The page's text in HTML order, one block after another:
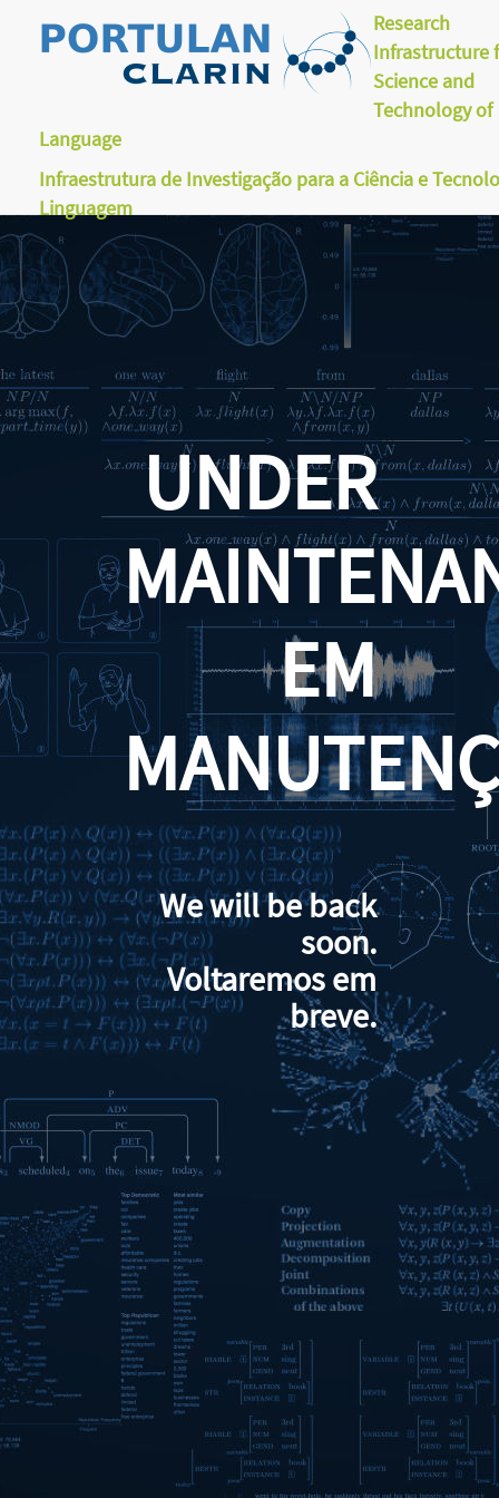
Research
Infrastructure
Science and
Technology of
Language
Infraestrutura de Investigação para a Ciência e
Linguagem
UNDER
EM
We will be back
soon.
Voltaremos em
breve.